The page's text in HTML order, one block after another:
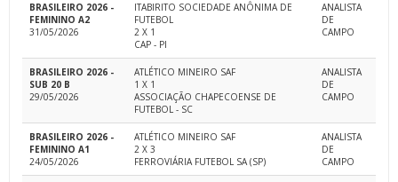
BRASILEIRO 2026 -
FEMININO A2
31/05/2026
ITABIRITO SOCIEDADE ANÔNIMA DE
FUTEBOL
2 X 1
CAP - PI
ANALISTA
DE
CAMPO
BRASILEIRO 2026 -
SUB 20 B
29/05/2026
ATLÉTICO MINEIRO SAF
1 X 1
ASSOCIAÇÃO CHAPECOENSE DE
FUTEBOL - SC
ANALISTA
DE
CAMPO
BRASILEIRO 2026 -
FEMININO A1
24/05/2026
ATLÉTICO MINEIRO SAF
2 X 3
FERROVIÁRIA FUTEBOL SA (SP)
ANALISTA
DE
CAMPO